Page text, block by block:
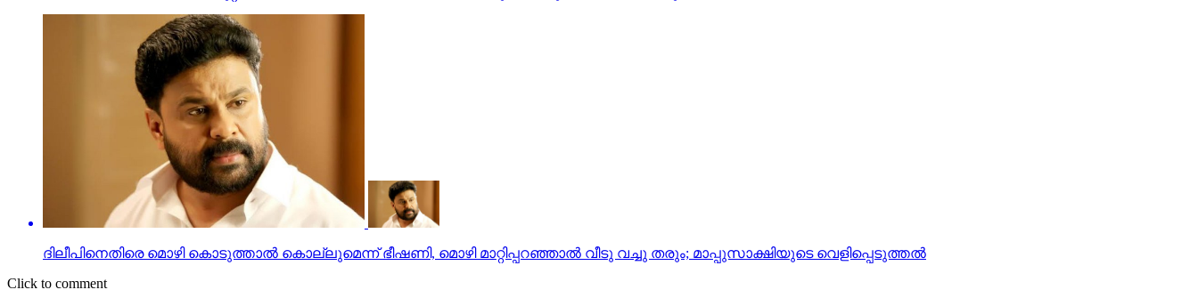
ദിലീപിനെതിരെ മൊഴി കൊടുത്താല്‍ കൊല്ലുമെന്ന് ഭീഷണി, മൊഴി മാറ്റിപ്പറഞ്ഞാല്‍ വീടു വച്ചു തരും; മാപ്പുസാക്ഷിയുടെ വെളിപ്പെടുത്തല്‍
Click to comment